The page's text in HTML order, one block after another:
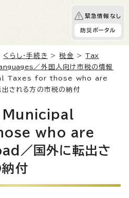
緊急情報なし
防災ポータル
くらし・手続き >税金 >Tax
／外国人向け市税の情報
Taxes for those who are
される方の市税の納付
who are
／国外に転出さ
付